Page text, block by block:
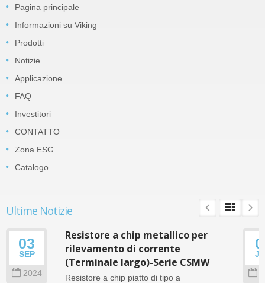
Pagina principale
Informazioni su Viking
Prodotti
Notizie
Applicazione
FAQ
Investitori
CONTATTO
Zona ESG
Catalogo
Ultime Notizie
03
SEP
2024
Resistore a chip metallico per
rilevamento di corrente
(Terminale largo)-Serie CSMW
Resistore a chip piatto di tipo a